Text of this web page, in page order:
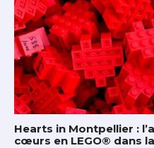
Hearts in Montpellier :
cœurs en LEGO® dans